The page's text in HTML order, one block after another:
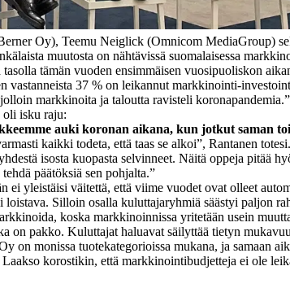
Oy), Teemu Neiglick (Omnicom MediaGroup)
muutosta on nähtävissä suomalaisessa
tämän vuoden ensimmäisen vuosipuoliskon
vastanneista 37 % on leikannut markkinointi-
markkinoita ja taloutta ravisteli koronapandemia.
oli isku raju:
auki koronan aikana, kun jotkut saman
kaikki todeta, että taas se alkoi”, Rantanen
isosta kuopasta selvinneet. Näitä oppeja pitää
päätöksiä sen pohjalta.”
yleistäisi väitettä, että viime vuodet ovat olleet
Silloin osalla kuluttajaryhmiä säästyi paljon
koska markkinoinnissa yritetään usein
pakko. Kuluttajat haluavat säilyttää tietyn
on monissa tuotekategorioissa mukana, ja samaan
korostikin, että markkinointibudjetteja ei ole